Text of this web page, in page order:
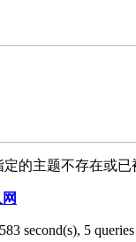
定的主题不存在或
second(s), 5